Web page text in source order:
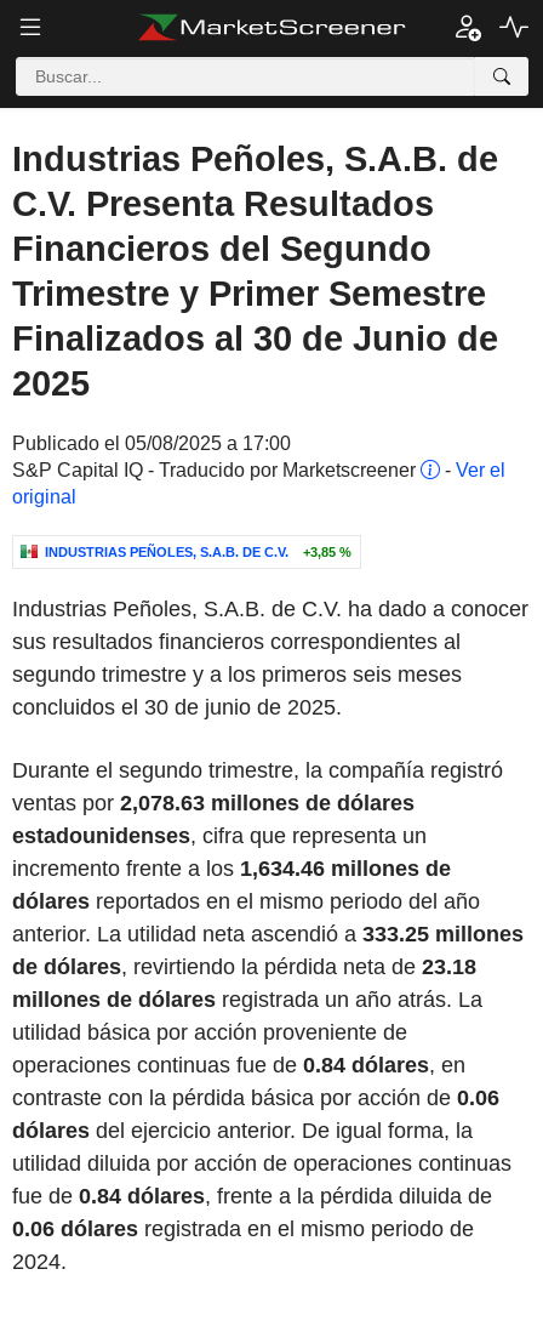
Industrias Peñoles, S.A.B. de
C.V. Presenta Resultados
Financieros del Segundo
Trimestre y Primer Semestre
Finalizados al 30 de Junio de
2025
Publicado el 05/08/2025 a 17:00
S&P Capital IQ - Traducido por Marketscreener
- Ver el
original
INDUSTRIAS PEÑOLES, S.A.B. DE C.V. +3,85 %
Industrias Peñoles, S.A.B. de C.V. ha dado a conocer
sus resultados financieros correspondientes al
segundo trimestre y a los primeros seis meses
concluidos el 30 de junio de 2025.
Durante el segundo trimestre, la compañía registró
ventas por 2,078.63 millones de dólares
estadounidenses, cifra que representa un
incremento frente a los 1,634.46 millones de
dólares reportados en el mismo periodo del año
anterior. La utilidad neta ascendió a 333.25 millones
de dólares, revirtiendo la pérdida neta de 23.18
millones de dólares registrada un año atrás. La
utilidad básica por acción proveniente de
operaciones continuas fue de 0.84 dólares, en
contraste con la pérdida básica por acción de 0.06
dólares del ejercicio anterior. De igual forma, la
utilidad diluida por acción de operaciones continuas
fue de 0.84 dólares, frente a la pérdida diluida de
0.06 dólares registrada en el mismo periodo de
2024.